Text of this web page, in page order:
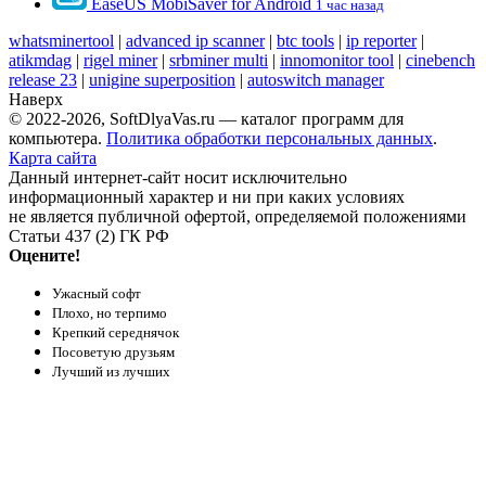
1 час назад
whatsminertool | advanced ip scanner| btc tools | ip reporter|
atikmdag | rigel miner| srbminer multi | innomonitor tool | cinebench
release 23 | unigine superposition | autoswitch manager
Наверх
© 2022-2026, SoftDlyaVas.ru — каталог программ для
компьютера. Политика обработки персональных данных.
Карта сайта
Данный интернет-сайт носит исключительно
информационный характер и ни при каких условиях
не является публичной офертой, определяемой положениями
Статьи 437 (2) ГК РФ
Оцените!
Ужасный софт
Плохо, но терпимо
Крепкий середнячок
Посоветую друзьям
Лучший из лучших